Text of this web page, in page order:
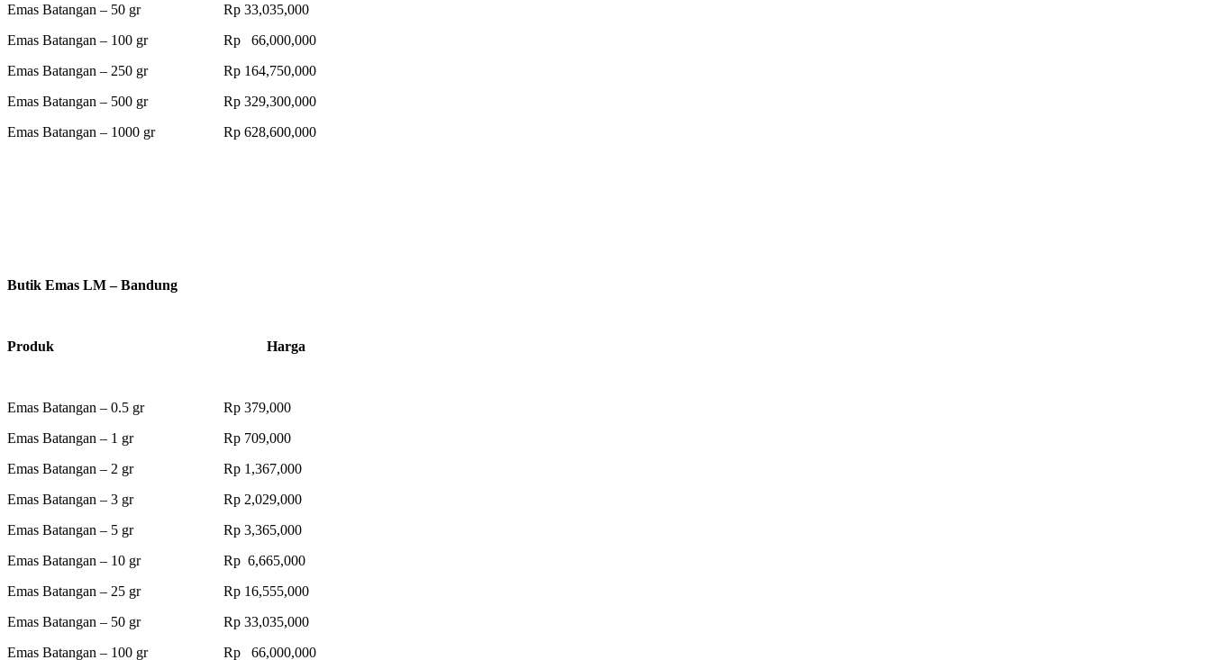
Emas Batangan – 50 gr Rp 33,035,000
Emas Batangan – 100 gr Rp 66,000,000
Emas Batangan – 250 gr Rp 164,750,000
Emas Batangan – 500 gr Rp 329,300,000
Emas Batangan – 1000 gr Rp 628,600,000
Butik Emas LM – Bandung
Produk Harga
Emas Batangan – 0.5 gr Rp 379,000
Emas Batangan – 1 gr Rp 709,000
Emas Batangan – 2 gr Rp 1,367,000
Emas Batangan – 3 gr Rp 2,029,000
Emas Batangan – 5 gr Rp 3,365,000
Emas Batangan – 10 gr Rp 6,665,000
Emas Batangan – 25 gr Rp 16,555,000
Emas Batangan – 50 gr Rp 33,035,000
Emas Batangan – 100 gr Rp 66,000,000